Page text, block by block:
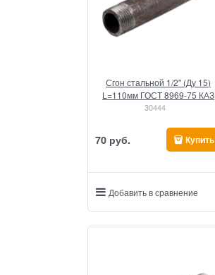
Сгон стальной 1/2" (Ду 15)
L=110мм ГОСТ 8969-75 КАЗ
30444
70 руб. Купить
Добавить в сравнение